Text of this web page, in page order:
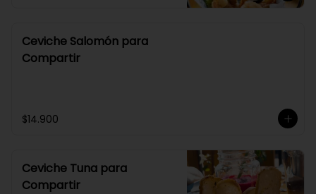
Ceviche Salomón para
Compartir
$14.900
Ceviche Tuna para
Compartir